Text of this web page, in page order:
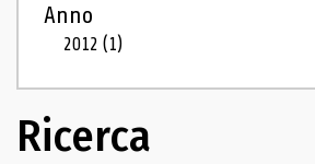
Anno
2012(1)
Ricerca